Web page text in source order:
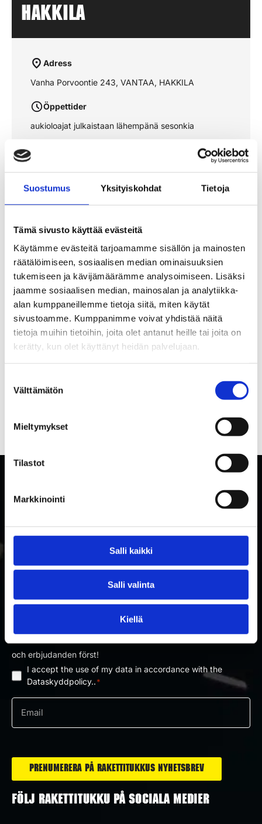
Suostumus Yksityiskohdat Tietoja
Tämä sivusto käyttää evästeitä
Käytämme evästeitä tarjoamamme sisällön ja mainosten
räätälöimiseen, sosiaalisen median ominaisuuksien
tukemiseen ja kävijämäärämme analysoimiseen. Lisäksi
jaamme sosiaalisen median, mainosalan ja analytiikka-
alan kumppaneillemme tietoja siitä, miten käytät
sivustoamme. Kumppanimme voivat yhdistää näitä
tietoja muihin tietoihin, joita olet antanut heille tai joita on
kerätty, kun olet käyttänyt heidän palvelujaan.
valinta
Välttämätön
Mieltymykset
Tilastot
Markkinointi
Salli kaikki
Salli valinta
Kiellä
HAKKILA
Adress
Vanha Porvoontie 243, VANTAA, HAKKILA
Öppettider
aukioloajat julkaistaan lähempänä sesonkia
Se rutten på kartan
PRENUMERERA PÅ RAKETTITUKKU
NYHETSBREV
och erbjudanden först!
Dataskyddpolicy*
I accept the use of my data in accordance with the
Dataskyddpolicy..*
post
Prenumerera på Rakettitukkus nyhetsbrev
FÖLJ RAKETTITUKKU PÅ SOCIALA MEDIER